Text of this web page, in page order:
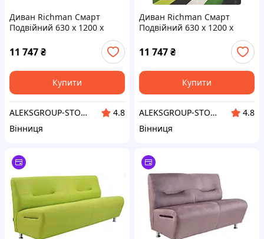
Диван Richman Смарт
Подвійний 630 x 1200 x
Бузковий
11 747₴
Купити
ALEKSGROUP-STORE
4.8
Вінниця
Диван Richman Смарт
Подвійний 630 x 1200 x
800H см Флай 2240 Жовтий
11 747₴
Купити
ALEKSGROUP-STORE
4.8
Вінниця